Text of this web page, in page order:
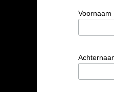
Voornaam